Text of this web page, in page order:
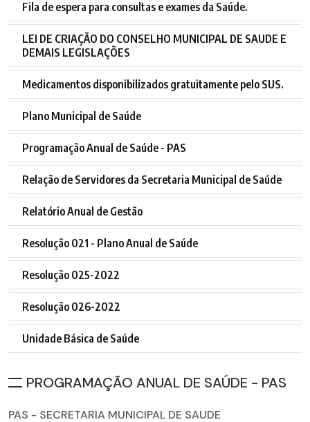
Fila de espera para consultas e exames da Saúde.
LEI DE CRIAÇÃO DO CONSELHO MUNICIPAL DE SAUDE E
DEMAIS LEGISLAÇÕES
Medicamentos disponibilizados gratuitamente pelo SUS.
Plano Municipal de Saúde
Programação Anual de Saúde - PAS
Relação de Servidores da Secretaria Municipal de Saúde
Relatório Anual de Gestão
Resolução 021 - Plano Anual de Saúde
Resolução 025-2022
Resolução 026-2022
Unidade Básica de Saúde
PROGRAMAÇÃO ANUAL DE SAÚDE - PAS
PAS - SECRETARIA MUNICIPAL DE SAUDE